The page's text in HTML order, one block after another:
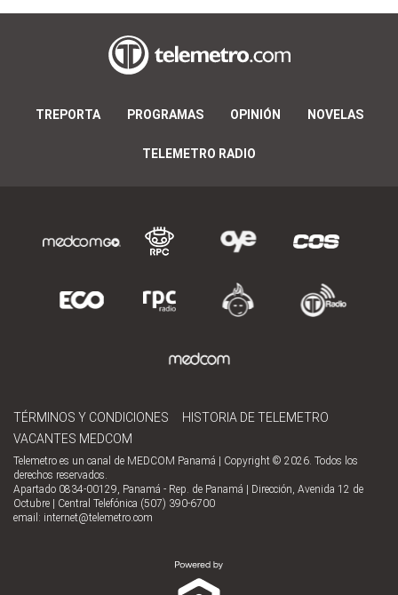
TREPORTA PROGRAMAS OPINIÓN NOVELAS
TELEMETRO RADIO
TÉRMINOS Y CONDICIONES
HISTORIA DE TELEMETRO
VACANTES MEDCOM
Telemetro es un canal de MEDCOM Panamá | Copyright © 2026. Todos los
derechos reservados.
Apartado 0834-00129, Panamá - Rep. de Panamá | Dirección, Avenida 12 de
Octubre | Central Telefónica (507) 390-6700
email: internet@telemetro.com